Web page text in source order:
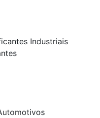
Industriais